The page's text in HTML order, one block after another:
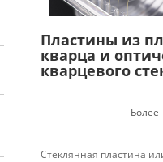
Пластины из
кварца и
кварцевого
Более
Стеклянная пластина